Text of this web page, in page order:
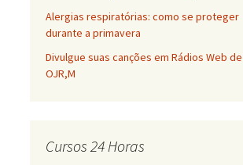
Alergias respiratórias: como se proteger
durante a primavera
Divulgue suas canções em Rádios Web de
OJR,M
Cursos 24 Horas